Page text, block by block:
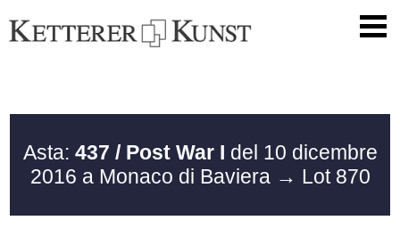
Asta: 437 / Post War I del 10 dicembre
2016 a Monaco di Baviera → Lot 870